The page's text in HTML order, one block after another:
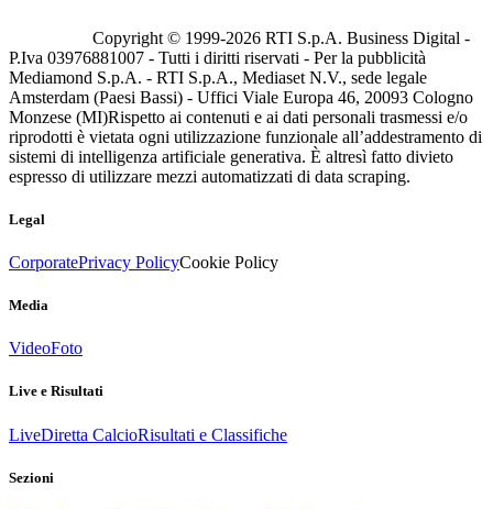
Copyright © 1999-2026 RTI S.p.A. Business Digital -
P.Iva 03976881007 - Tutti i diritti riservati - Per la pubblicità
Mediamond S.p.A. - RTI S.p.A., Mediaset N.V., sede legale
Amsterdam (Paesi Bassi) - Uffici Viale Europa 46, 20093 Cologno
Monzese (MI)Rispetto ai contenuti e ai dati personali trasmessi e/o
riprodotti è vietata ogni utilizzazione funzionale all’addestramento di
sistemi di intelligenza artificiale generativa. È altresì fatto divieto
espresso di utilizzare mezzi automatizzati di data scraping.
Legal
CorporatePrivacy PolicyCookie Policy
Media
VideoFoto
Live e Risultati
LiveDiretta CalcioRisultati e Classifiche
Sezioni